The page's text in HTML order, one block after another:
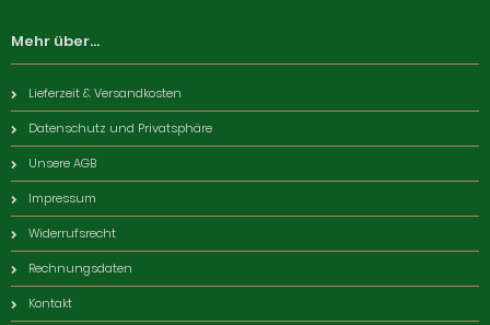
Mehr über...
Lieferzeit & Versandkosten
Datenschutz und Privatsphäre
Unsere AGB
Impressum
Widerrufsrecht
Rechnungsdaten
Kontakt